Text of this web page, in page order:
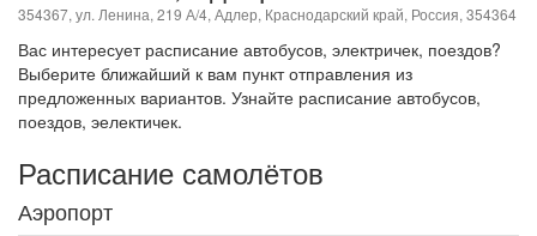
354367, ул. Ленина, 219 А/4, Адлер, Краснодарский край, Россия, 354364
Вас интересует расписание автобусов, электричек, поездов?
Выберите ближайший к вам пункт отправления из
предложенных вариантов. Узнайте расписание автобусов,
поездов, эелектичек.
Расписание самолётов
Аэропорт